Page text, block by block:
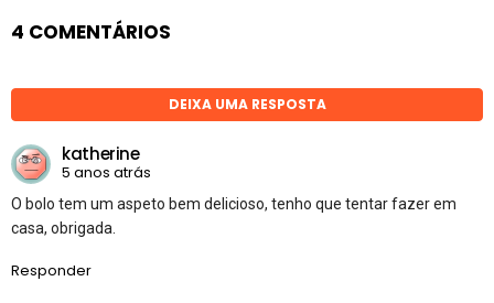
4 COMENTÁRIOS
DEIXA UMA RESPOSTA
katherine
5 anos atrás
O bolo tem um aspeto bem delicioso, tenho que tentar fazer em
casa, obrigada.
Responder